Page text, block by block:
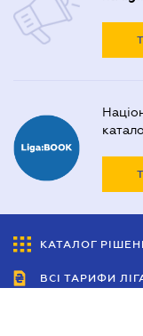
КАТАЛОГ
ВСІ ТАРИФИ